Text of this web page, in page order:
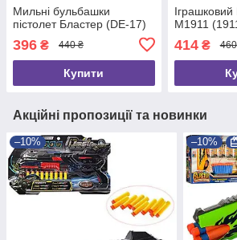
Мильні бульбашки
пістолет Бластер (DE-17)
396 ₴ 440 ₴
Купити
Іграшковий
M1911
414₴
Акційні пропозиції та новинки
–10% –10%